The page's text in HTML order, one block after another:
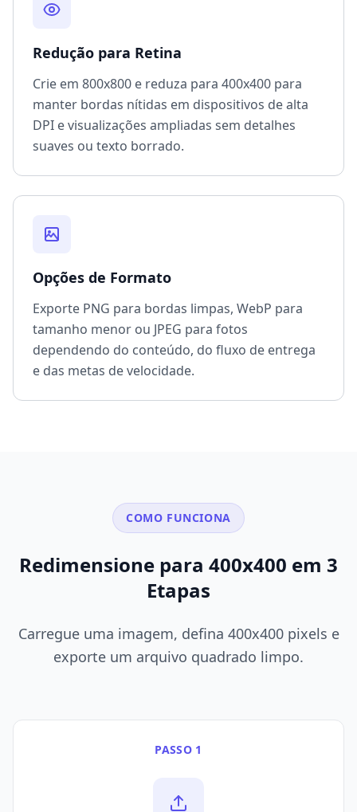
Redução para Retina
Crie em 800x800 e reduza para 400x400 para
manter bordas nítidas em dispositivos de alta
DPI e visualizações ampliadas sem detalhes
suaves ou texto borrado.
Opções de Formato
Exporte PNG para bordas limpas, WebP para
tamanho menor ou JPEG para fotos
dependendo do conteúdo, do fluxo de entrega
e das metas de velocidade.
COMO FUNCIONA
Redimensione para 400x400 em 3
Etapas
Carregue uma imagem, defina 400x400 pixels e
exporte um arquivo quadrado limpo.
PASSO 1